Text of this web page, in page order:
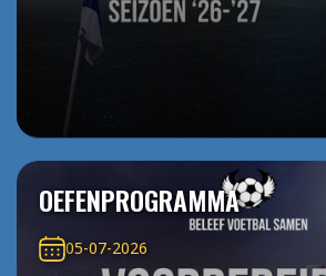
OEFENPROGRAMMA
05-07-2026